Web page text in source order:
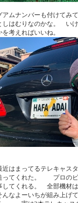
アムナンバーも付けてみ
しはむりなのかな。 い
を考えればいいね。
近はまってるテレキャ
ってくれた。 プロのビ
してくれる。 全部機材
んなよーいちが組み上げ